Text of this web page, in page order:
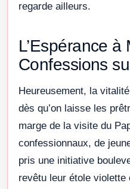
regarde ailleurs.
L’Espérance à
Confessions
Heureusement, la
dès qu’on laisse les
marge de la visite du
confessionnaux, de
pris une initiative
revêtu leur étole